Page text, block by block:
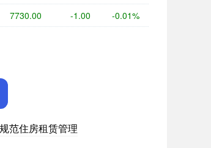
7730.00 -1.00 -0.01%
范住房租赁管理